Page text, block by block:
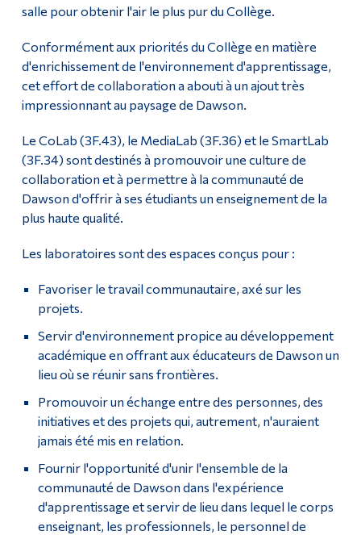
salle pour obtenir l'air le plus pur du Collège.
Conformément aux priorités du Collège en matière
d'enrichissement de l'environnement d'apprentissage,
cet effort de collaboration a abouti à un ajout très
impressionnant au paysage de Dawson.
Le CoLab (3F.43), le MediaLab (3F.36) et le SmartLab
(3F.34) sont destinés à promouvoir une culture de
collaboration et à permettre à la communauté de
Dawson d'offrir à ses étudiants un enseignement de la
plus haute qualité.
Les laboratoires sont des espaces conçus pour :
Favoriser le travail communautaire, axé sur les
projets.
Servir d'environnement propice au développement
académique en offrant aux éducateurs de Dawson un
lieu où se réunir sans frontières.
Promouvoir un échange entre des personnes, des
initiatives et des projets qui, autrement, n'auraient
jamais été mis en relation.
Fournir l'opportunité d'unir l'ensemble de la
communauté de Dawson dans l'expérience
d'apprentissage et servir de lieu dans lequel le corps
enseignant, les professionnels, le personnel de